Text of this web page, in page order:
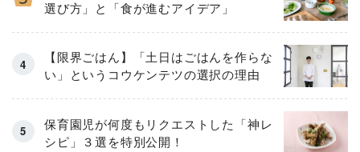
選び方」と「食が進むアイデア」
【限界ごはん】「土日はごはんを作らな
い」というコウケンテツの選択の理由
保育園児が何度もリクエストした「神レ
シピ」３選を特別公開！